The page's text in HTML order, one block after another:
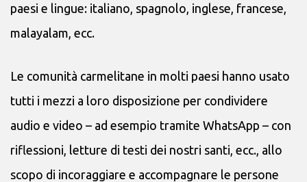
paesi e lingue: italiano, spagnolo, inglese, francese,
malayalam, ecc.
Le comunità carmelitane in molti paesi hanno usato
tutti i mezzi a loro disposizione per condividere
audio e video – ad esempio tramite WhatsApp – con
riflessioni, letture di testi dei nostri santi, ecc., allo
scopo di incoraggiare e accompagnare le persone